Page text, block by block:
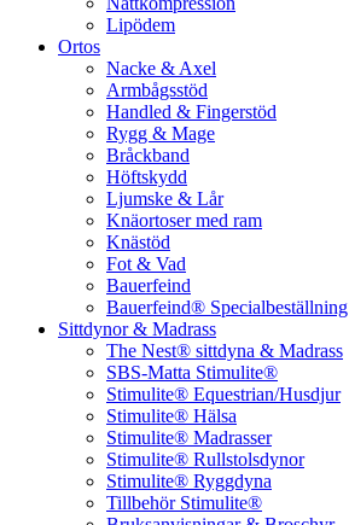
Lipödem
Ortos
Nacke & Axel
Armbågsstöd
Handled & Fingerstöd
Rygg & Mage
Bråckband
Höftskydd
Ljumske & Lår
Knäortoser med ram
Knästöd
Fot & Vad
Bauerfeind
Bauerfeind® Specialbeställning
Sittdynor & Madrass
The Nest® sittdyna & Madrass
SBS-Matta Stimulite®
Stimulite® Equestrian/Husdjur
Stimulite® Hälsa
Stimulite® Madrasser
Stimulite® Rullstolsdynor
Stimulite® Ryggdyna
Tillbehör Stimulite®